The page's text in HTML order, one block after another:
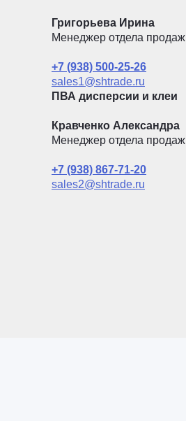
Григорьева Ирина
Менеджер отдела продаж
+7 (938) 500-25-26
sales1@shtrade.ru
ПВА дисперсии и клеи
Кравченко Александра
Менеджер отдела продаж
+7 (938) 867-71-20
sales2@shtrade.ru